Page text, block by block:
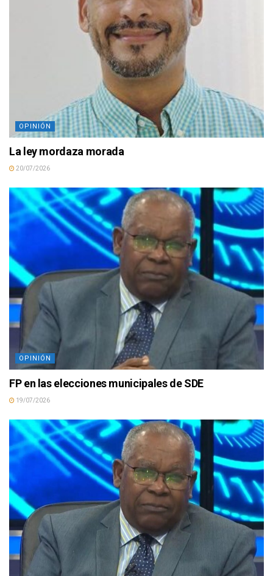
OPINIÓN
La ley mordaza morada
20/07/2026
OPINIÓN
FP en las elecciones municipales de SDE
19/07/2026